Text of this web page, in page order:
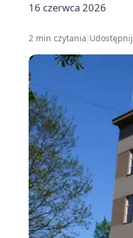
16 czerwca 2026
2 min czytania Udostępnij